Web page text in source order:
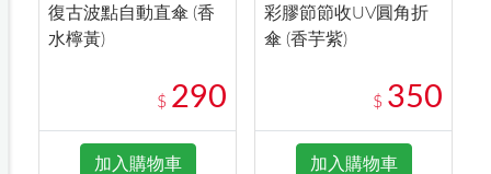
復古波點自動直傘 (香
水檸黃)
$ 290
加入購物車
彩膠節節收UV圓角折
傘 (香芋紫)
$ 350
加入購物車